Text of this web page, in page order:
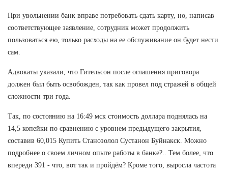
При увольнении банк вправе потребовать сдать карту, но, написав
соответствующее заявление, сотрудник может продолжить
пользоваться ею, только расходы на ее обслуживание он будет нести
сам.
Адвокаты указали, что Гительсон после оглашения приговора
должен был быть освобожден, так как провел под стражей в общей
сложности три года.
Так, по состоянию на 16:49 мск стоимость доллара поднялась на
14,5 копейки по сравнению с уровнем предыдущего закрытия,
составив 60,015 Купить Станозолол Сустанон Буйнакск. Можно
подробнее о своем личном опыте работы в банке?.. Тем более, что
впереди 391 - что, вот так и пройдём? Кроме того, выросла частота